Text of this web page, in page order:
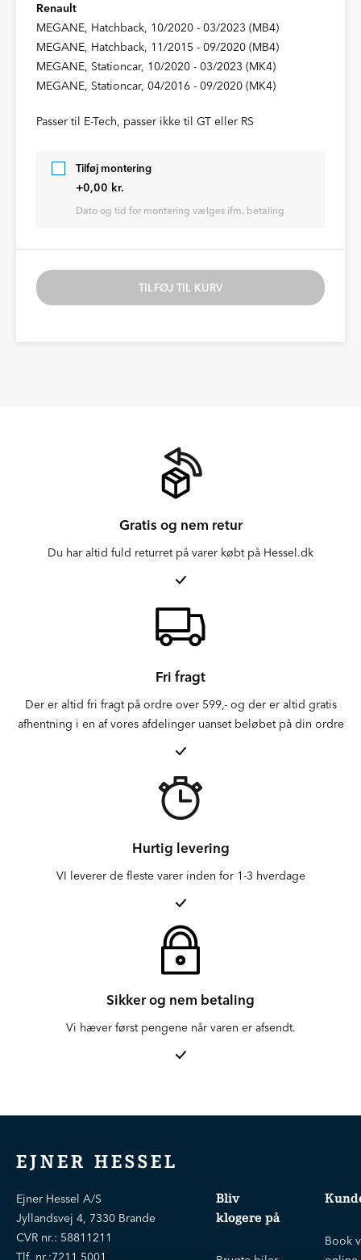
Renault
MEGANE, Hatchback, 10/2020 - 03/2023 (MB4)
MEGANE, Hatchback, 11/2015 - 09/2020 (MB4)
MEGANE, Stationcar, 10/2020 - 03/2023 (MK4)
MEGANE, Stationcar, 04/2016 - 09/2020 (MK4)
Passer til E-Tech, passer ikke til GT eller RS
Tilføj montering
+0,00 kr.
Dato og tid for montering vælges ifm. betaling
TILFØJ TIL KURV
Gratis og nem retur
Du har altid fuld returret på varer købt på Hessel.dk
Fri fragt
Der er altid fri fragt på ordre over 599,- og der er altid gratis
afhentning i en af vores afdelinger uanset beløbet på din ordre
Hurtig levering
VI leverer de fleste varer inden for 1-3 hverdage
Sikker og nem betaling
Vi hæver først pengene når varen er afsendt.
EJNER HESSEL
Ejner Hessel A/S
Jyllandsvej 4, 7330 Brande
CVR nr.: 58811211
Tlf. nr.:7211 5001
Bliv
klogere på
Book